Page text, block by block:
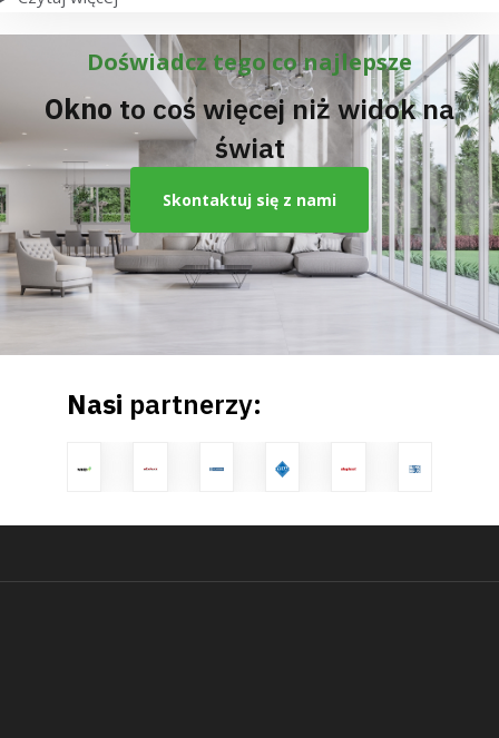
Doświadcz tego co najlepsze
Okno to coś więcej niż widok na
świat
Skontaktuj się z nami
Nasi partnerzy: